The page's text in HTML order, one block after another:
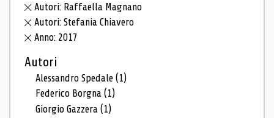
Autori: Raffaella Magnano
Autori: Stefania Chiavero
Anno: 2017
Autori
Alessandro Spedale(1)
Federico Borgna(1)
Giorgio Gazzera(1)